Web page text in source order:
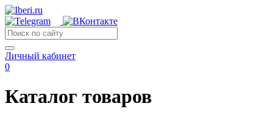
Личный кабинет
0
Каталог товаров